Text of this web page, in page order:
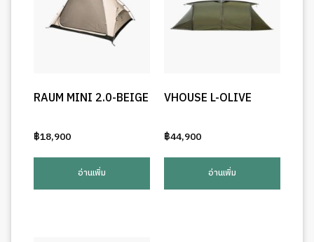
RAUM MINI 2.0-BEIGE
฿18,900
อ่านเพิ่ม
VHOUSE L-OLIVE
฿44,900
อ่านเพิ่ม